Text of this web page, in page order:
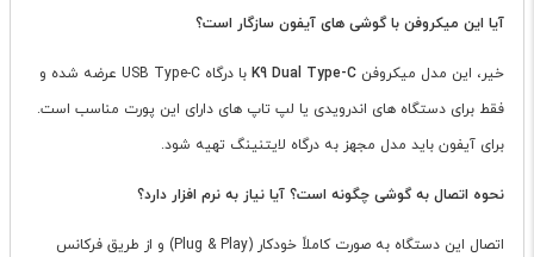
آیا این میکروفن با گوشی های آیفون سازگار است؟
خیر، این مدل میکروفن K9 Dual Type-C
با درگاه USB Type-C عرضه شده و
فقط برای دستگاه های اندرویدی یا لپ تاپ های دارای این پورت مناسب است.
برای آیفون باید مدل مجهز به درگاه لایتنینگ تهیه شود.
نحوه اتصال به گوشی چگونه است؟ آیا نیاز به نرم افزار دارد؟
اتصال این دستگاه به صورت کاملاً خودکار (Plug & Play) و از طریق فرکانس